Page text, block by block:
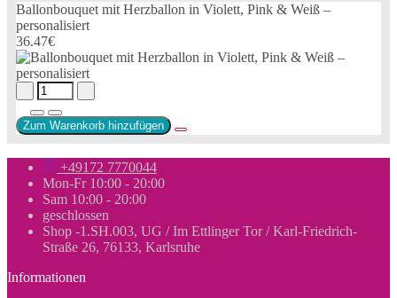
Ballonbouquet mit Herzballon in Violett, Pink & Weiß –
personalisiert
36.47€
Zum Warenkorb hinzufügen
+49172 7770044
Mon-Fr 10:00 - 20:00
Sam 10:00 - 20:00
geschlossen
Shop -1.SH.003, UG / Im Ettlinger Tor / Karl-Friedrich-
Straße 26, 76133, Karlsruhe
Informationen